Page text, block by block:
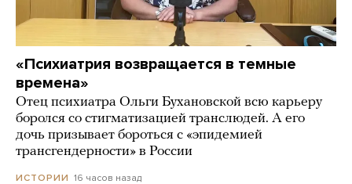
«Психиатрия возвращается в темные
времена»
Отец психиатра Ольги Бухановской всю карьеру
боролся со стигматизацией транслюдей. А его
дочь призывает бороться с «эпидемией
трансгендерности» в России
ИСТОРИИ 16 часов назад